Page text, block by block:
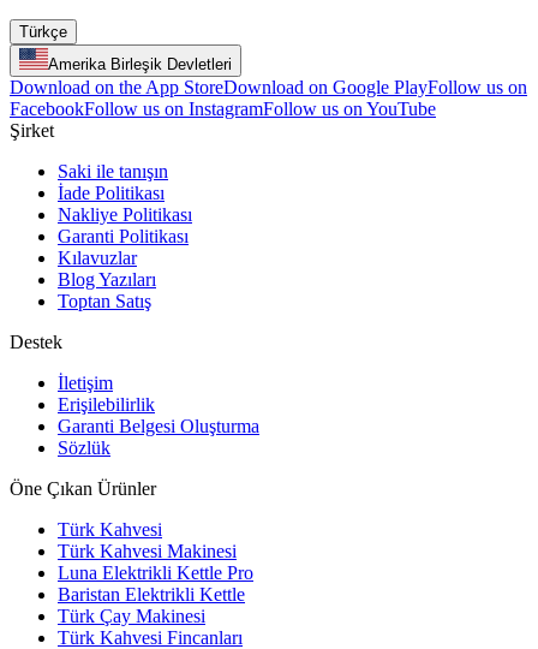
Türkçe
Amerika Birleşik Devletleri
Download on the App StoreDownload on Google PlayFollow us on
FacebookFollow us on InstagramFollow us on YouTube
Şirket
Saki ile tanışın
İade Politikası
Nakliye Politikası
Garanti Politikası
Kılavuzlar
Blog Yazıları
Toptan Satış
Destek
İletişim
Erişilebilirlik
Garanti Belgesi Oluşturma
Sözlük
Öne Çıkan Ürünler
Türk Kahvesi
Türk Kahvesi Makinesi
Luna Elektrikli Kettle Pro
Baristan Elektrikli Kettle
Türk Çay Makinesi
Türk Kahvesi Fincanları